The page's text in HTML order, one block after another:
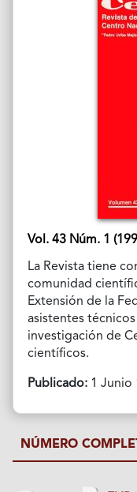
Vol. 43 Núm. 1
La Revista tiene
comunidad
Extensión de la
asistentes
investigación de
científicos.
Publicado:1 Junio
NÚMERO